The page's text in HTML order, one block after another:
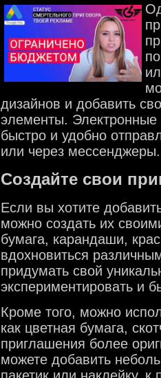
дизайнов и добавить
элементы.
быстро и удобно
или через мессенджеры.
Создайте свои
Если вы хотите
можно создать их
бумага, карандаши,
вдохновиться
придумать свой
экспериментировать и
Кроме того, можно
как цветная бумага,
приглашения более
можете добавить